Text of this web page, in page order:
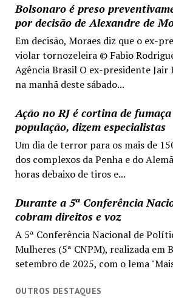
Bolsonaro é preso
por decisão de Alexandre de
Em decisão, Moraes diz que o ex-
violar tornozeleira © Fabio
Agência Brasil O ex-presidente
na manhã deste sábado...
Ação no RJ é cortina de fumaça
população, dizem especialistas
Um dia de terror para os mais de
dos complexos da Penha e do
horas debaixo de tiros e...
Durante a 5ª Conferência
cobram direitos e voz
A 5ª Conferência Nacional de
Mulheres (5ª CNPM), realizada em
setembro de 2025, com o lema
OUTROS DESTAQUES